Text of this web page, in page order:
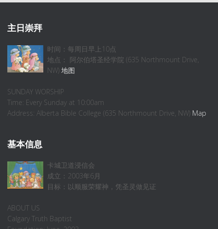
主日崇拜
时间：每周日早上10点
地点： 阿尔伯塔圣经学院 (635 Northmount Drive,
NW) 地图
SUNDAY WORSHIP
Time: Every Sunday at 10:00am
Address: Alberta Bible College (635 Northmount Drive, NW) Map
基本信息
卡城卫道浸信会
成立：2003年6月
目标：以顺服荣耀神，凭圣灵做见证
ABOUT US
Calgary Truth Baptist